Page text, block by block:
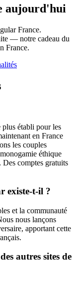
aujourd'hui
France.
— notre cadeau du
France.
plus établi pour les
en France
les couples
éthique
comptes gratuits
existe-t-il ?
et la communauté
nous lançons
apportant cette
autres sites de